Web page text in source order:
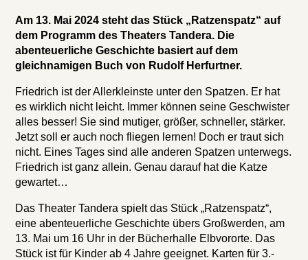
Am 13. Mai 2024 steht das Stück „Ratzenspatz“ auf
dem Programm des Theaters Tandera. Die
abenteuerliche Geschichte basiert auf dem
gleichnamigen Buch von Rudolf Herfurtner.
Friedrich ist der Allerkleinste unter den Spatzen. Er hat
es wirklich nicht leicht. Immer können seine Geschwister
alles besser! Sie sind mutiger, größer, schneller, stärker.
Jetzt soll er auch noch fliegen lernen! Doch er traut sich
nicht. Eines Tages sind alle anderen Spatzen unterwegs.
Friedrich ist ganz allein. Genau darauf hat die Katze
gewartet…
Das Theater Tandera spielt das Stück „Ratzenspatz“,
eine abenteuerliche Geschichte übers Großwerden, am
13. Mai um 16 Uhr in der Bücherhalle Elbvororte. Das
Stück ist für Kinder ab 4 Jahre geeignet. Karten für 3.-